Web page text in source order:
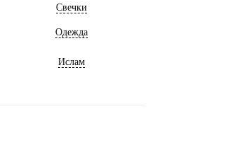
Свечки
Одежда
Ислам